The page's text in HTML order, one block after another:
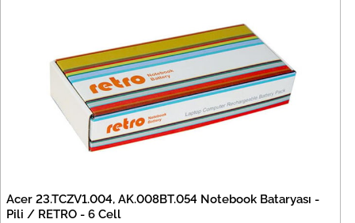
Acer 23.TCZV1.004, AK.008BT.054 Notebook Bataryası -
Pili / RETRO - 6 Cell